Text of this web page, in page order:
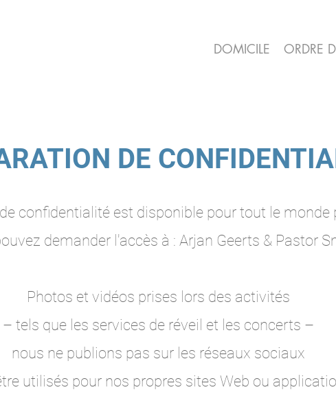
DOMICILE ORDRE
DE
confidentialité est disponible pour tout le monde
demander l'accès à : Arjan Geerts & Pastor
Photos et vidéos prises lors des activités
– tels que les services de réveil et les concerts –
nous ne publions pas sur les réseaux sociaux
utilisés pour nos propres sites Web ou